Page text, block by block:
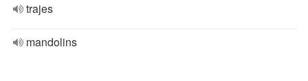
trajes
mandolins